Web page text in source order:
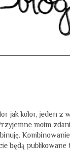
jak kolor, jeden z
moim
będą